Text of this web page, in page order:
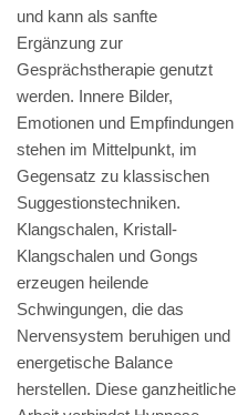
und kann als sanfte
Ergänzung zur
Gesprächstherapie genutzt
werden. Innere Bilder,
Emotionen und Empfindungen
stehen im Mittelpunkt, im
Gegensatz zu klassischen
Suggestionstechniken.
Klangschalen, Kristall-
Klangschalen und Gongs
erzeugen heilende
Schwingungen, die das
Nervensystem beruhigen und
energetische Balance
herstellen. Diese ganzheitliche